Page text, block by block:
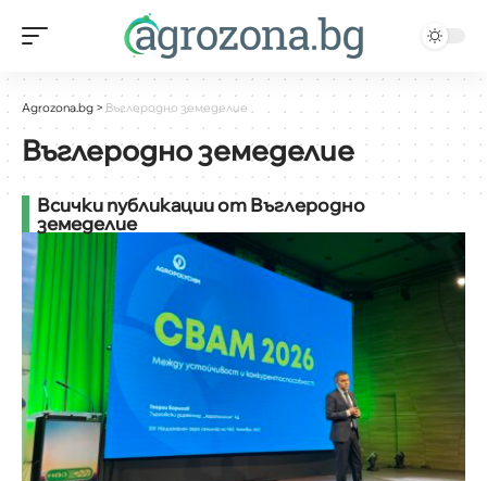
Agrozona.bg > Въглеродно земеделие
Въглеродно земеделие
Всички публикации от Въглеродно
земеделие